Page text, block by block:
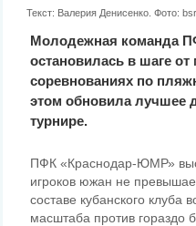
Текст: Валерия Денисенко. Фото:
Молодежная команда
остановилась в шаге
соревнованиях по
этом обновила лучшее
турнире.
ПФК «Краснодар-ЮМР»
игроков южан не
составе кубанского
масштаба против гораздо